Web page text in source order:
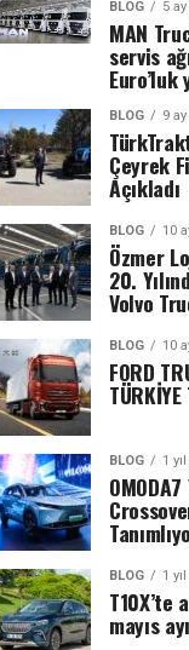
BLOG 5
MAN
servis
Euro’luk
BLOG 9
Çeyrek
Açıkladı
BLOG 10
Özmer
20.
Volvo
BLOG 10
FORD
BLOG 1
BLOG 1
T10X’te
mayıs